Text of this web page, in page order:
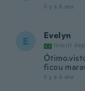
il y a 6 ans
E Evelyn
Inscrit
ficou
il y a 6 ans